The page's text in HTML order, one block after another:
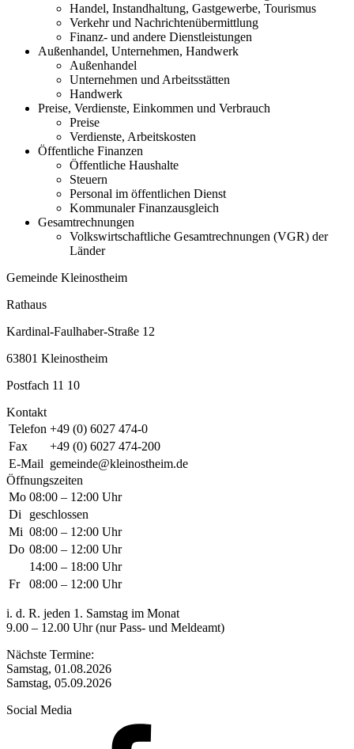
Handel, Instandhaltung, Gastgewerbe, Tourismus
Verkehr und Nachrichtenübermittlung
Finanz- und andere Dienstleistungen
Außenhandel, Unternehmen, Handwerk
Außenhandel
Unternehmen und Arbeitsstätten
Handwerk
Preise, Verdienste, Einkommen und Verbrauch
Preise
Verdienste, Arbeitskosten
Öffentliche Finanzen
Öffentliche Haushalte
Steuern
Personal im öffentlichen Dienst
Kommunaler Finanzausgleich
Gesamtrechnungen
Volkswirtschaftliche Gesamtrechnungen (VGR) der
Länder
Gemeinde Kleinostheim
Rathaus
Kardinal-Faulhaber-Straße 12
63801 Kleinostheim
Postfach 11 10
Kontakt
Telefon +49 (0) 6027 474-0
Fax
+49 (0) 6027 474-200
E-Mail gemeinde@kleinostheim.de
Öffnungszeiten
Mo 08:00 – 12:00 Uhr
Di
geschlossen
Mi 08:00 – 12:00 Uhr
Do 08:00 – 12:00 Uhr
14:00 – 18:00 Uhr
Fr
08:00 – 12:00 Uhr
i. d. R. jeden 1. Samstag im Monat
9.00 – 12.00 Uhr (nur Pass- und Meldeamt)
Nächste Termine:
Samstag, 01.08.2026
Samstag, 05.09.2026
Social Media